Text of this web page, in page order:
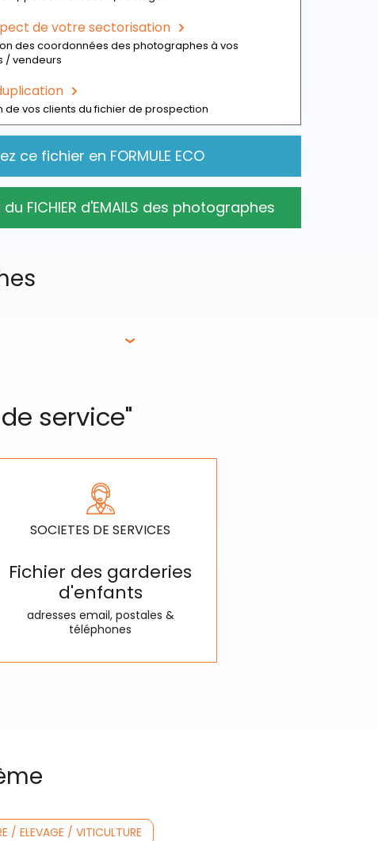
de votre sectorisation
des coordonnées des photographes à vos
/ vendeurs
de vos clients du fichier de prospection
ce fichier en FORMULE ECO
FICHIER d'EMAILS des photographes
service"
SOCIETES DE SERVICES
Fichier des garderies
d'enfants
adresses email, postales &
téléphones
/ ELEVAGE / VITICULTURE